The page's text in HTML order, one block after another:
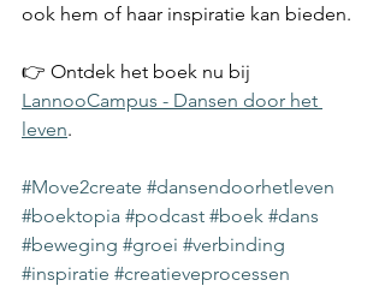
ook hem of haar inspiratie kan bieden.
👉 Ontdek het boek nu bij
LannooCampus - Dansen door het
leven.
#Move2create #dansendoorhetleven
#boektopia #podcast #boek #dans
#beweging #groei #verbinding
#inspiratie #creatieveprocessen